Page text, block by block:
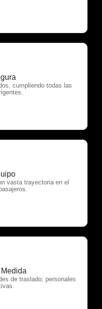
cumpliendo todas las
vasta trayectoria en el
de traslado; personales